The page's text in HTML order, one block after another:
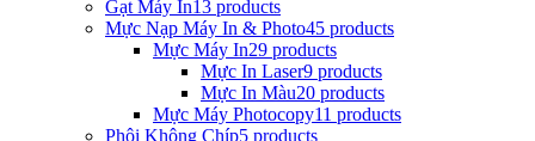
Gạt Máy In13 products
Mực Nạp Máy In & Photo45 products
Mực Máy In29 products
Mực In Laser9 products
Mực In Màu20 products
Mực Máy Photocopy11 products
Phôi Không Chíp5 products